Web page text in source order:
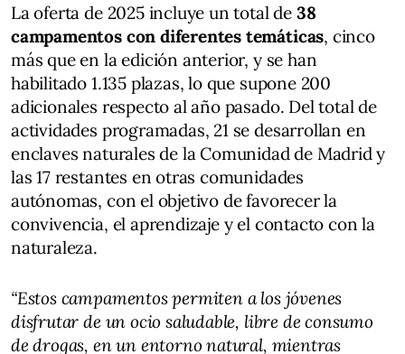
La oferta de 2025 incluye un total de 38
campamentos con diferentes temáticas, cinco
más que en la edición anterior, y se han
habilitado 1.135 plazas, lo que supone 200
adicionales respecto al año pasado. Del total de
actividades programadas, 21 se desarrollan en
enclaves naturales de la Comunidad de Madrid y
las 17 restantes en otras comunidades
autónomas, con el objetivo de favorecer la
convivencia, el aprendizaje y el contacto con la
naturaleza.
“Estos campamentos permiten a los jóvenes
disfrutar de un ocio saludable, libre de consumo
de drogas, en un entorno natural, mientras